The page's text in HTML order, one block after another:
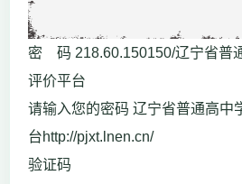
密 码 218.60.150150/辽宁省普
评价平台
请输入您的密码 辽宁省普通高中
台http://pjxt.lnen.cn/
验证码